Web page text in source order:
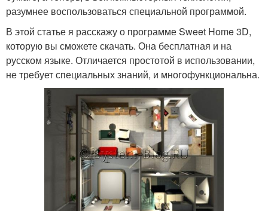
разумнее воспользоваться специальной программой.
В этой статье я расскажу о программе Sweet Home 3D,
которую вы сможете скачать. Она бесплатная и на
русском языке. Отличается простотой в использовании,
не требует специальных знаний, и многофункциональна.